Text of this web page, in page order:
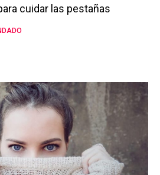
cuidar las pestañas